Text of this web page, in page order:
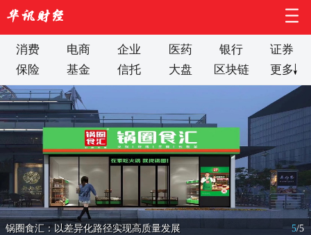
消费 电商 企业 医药 银行
证券
保险
基金 信托 大盘 区块链 更多
锅圈食汇：以差异化路径实现高质量发展 5/5